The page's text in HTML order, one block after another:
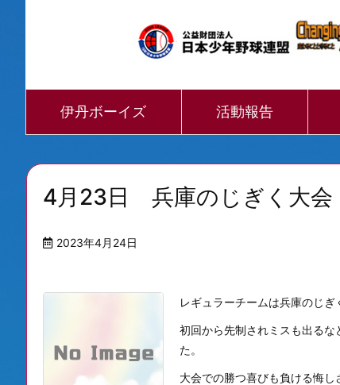
伊丹ボーイズ 活動報告
4月23日 兵庫のじぎく大
2023年4月24日
レギュラーチームは兵庫のじぎ
初回から先制されミスも出る
た。
大会での勝つ喜びも負ける悔し